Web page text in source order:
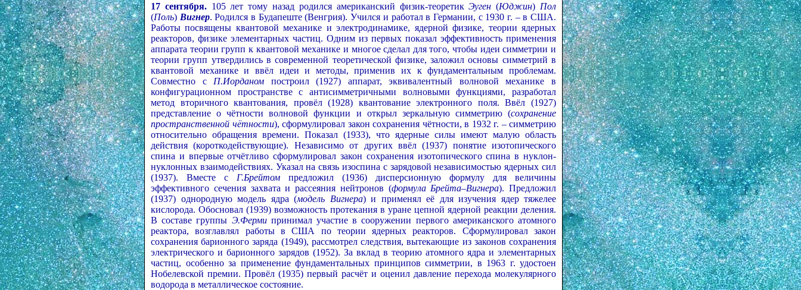
17 сентября. 105 лет тому назад родился американский физик-теоретикЭуген (Юджин) Пол
(Поль) Вигнер. Родился в Будапеште (Венгрия). Учился и работал в Германии, с 1930 г. – в США.
Работы посвящены квантовой механике и электродинамике, ядерной физике, теории ядерных
реакторов, физике элементарных частиц. Одним из первых показал эффективность применения
аппарата теории групп к квантовой механике и многое сделал для того, чтобы идеи симметрии и
теории групп утвердились в современной теоретической физике, заложил основы симметрий в
квантовой механике и ввёл идеи и методы, применив их к фундаментальным проблемам.
Совместно с П.Иорданом построил (1927) аппарат, эквивалентный волновой механике в
конфигурационном пространстве с антисимметричными волновыми функциями, разработал
метод вторичного квантования, провёл (1928) квантование электронного поля. Ввёл (1927)
представление о чётности волновой функции и открыл зеркальную симметрию (сохранение
пространственной чётности), сформулировал закон сохранения чётности, в 1932 г. – симметрию
относительно обращения времени. Показал (1933), что ядерные силы имеют малую область
действия (короткодействующие). Независимо от других ввёл (1937) понятие изотопического
спина и впервые отчётливо сформулировал закон сохранения изотопического спина в нуклон-
нуклонных взаимодействиях. Указал на связь изоспина с зарядовой независимостью ядерных сил
(1937). Вместе с Г.Брейтом предложил (1936) дисперсионную формулу для величины
эффективного сечения захвата и рассеяния нейтронов (формула Брейта–Вигнера). Предложил
(1937) однородную модель ядра (модель Вигнера) и применял её для изучения ядер тяжелее
кислорода. Обосновал (1939) возможность протекания в уране цепной ядерной реакции деления.
В составе группы Э.Фермипринимал участие в сооружении первого американского атомного
реактора, возглавлял работы в США по теории ядерных реакторов. Сформулировал закон
сохранения барионного заряда (1949), рассмотрел следствия, вытекающие из законов сохранения
электрического и барионного зарядов (1952). За вклад в теорию атомного ядра и элементарных
частиц, особенно за применение фундаментальных принципов симметрии, в 1963 г. удостоен
Нобелевской премии. Провёл (1935) первый расчёт и оценил давление перехода молекулярного
водорода в металлическое состояние.